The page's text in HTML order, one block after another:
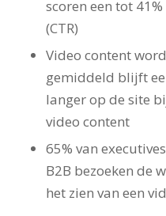
scoren een tot
(CTR)
Video content
gemiddeld blijft
langer op de site
video content
65% van
B2B bezoeken de
het zien van een